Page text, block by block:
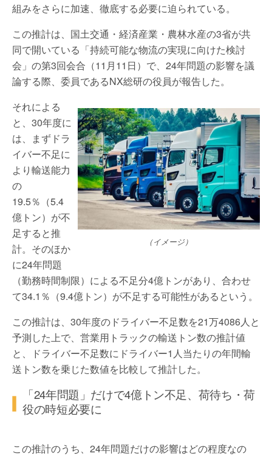
組みをさらに加速、徹底する必要に迫られている。
この推計は、国土交通・経済産業・農林水産の3省が共
同で開いている「持続可能な物流の実現に向けた検討
会」の第3回会合（11月11日）で、24年問題の影響を議
論する際、委員であるNX総研の役員が報告した。
（イメージ）
それによる
と、30年度に
は、まずドラ
イバー不足に
より輸送能力
の
19.5％（5.4
億トン）が不
足すると推
計。そのほか
に24年問題
（勤務時間制限）による不足分4億トンがあり、合わせ
て34.1％（9.4億トン）が不足する可能性があるという。
この推計は、30年度のドライバー不足数を21万4086人と
予測した上で、営業用トラックの輸送トン数の推計値
と、ドライバー不足数にドライバー1人当たりの年間輸
送トン数を乗じた数値を比較して推計した。
「24年問題」だけで4億トン不足、荷待ち・荷
役の時短必要に
この推計のうち、24年問題だけの影響はどの程度なの